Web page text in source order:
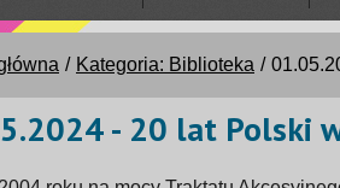
Kategoria: Biblioteka
- 20 lat Polski